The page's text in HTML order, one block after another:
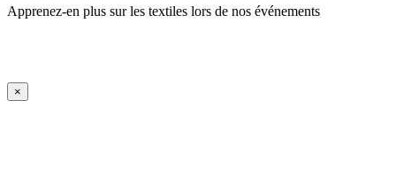
Apprenez-en plus sur les textiles lors de nos événements
iFrame Title
×